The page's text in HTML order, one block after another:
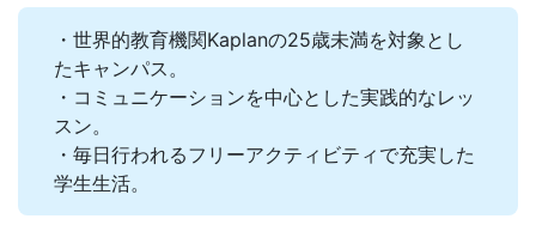
・世界的教育機関Kaplanの25歳未満を対象とし
たキャンパス。
・コミュニケーションを中心とした実践的なレッ
スン。
・毎日行われるフリーアクティビティで充実した
学生生活。